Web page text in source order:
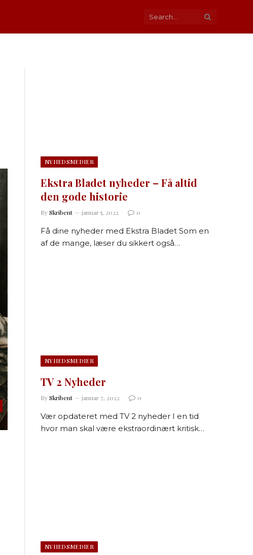
NYHEDSMEDIER
Ekstra Bladet nyheder – Få altid
den gode historie
BySkribent januar 5, 2022 0
Få dine nyheder med Ekstra Bladet Som en
af de mange, læser du sikkert også…
NYHEDSMEDIER
TV 2 Nyheder
BySkribent januar 7, 2022 0
Vær opdateret med TV 2 nyheder I en tid
hvor man skal være ekstraordinært kritisk…
NYHEDSMEDIER